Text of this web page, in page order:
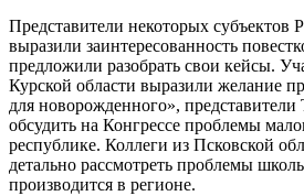
Представители некоторых субъектов
выразили заинтересованность
предложили разобрать свои кейсы.
Курской области выразили желание
для новорожденного», представители
обсудить на Конгрессе проблемы
республике. Коллеги из Псковской
детально рассмотреть проблемы
производится в регионе.